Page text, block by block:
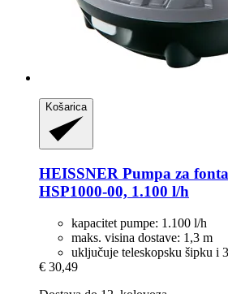
Košarica
HEISSNER Pumpa za
HSP1000-​00, 1.100 l/h
kapacitet pumpe: 1.100 l/h
maks. visina dostave: 1,3 m
uključuje teleskopsku šipku i
€ 30,49